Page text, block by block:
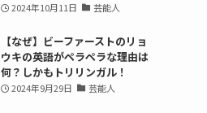
2024年10月11日 芸能人
【なぜ】ビーファーストのリョ
ウキの英語がペラペラな理由は
何？しかもトリリンガル！
2024年9月29日 芸能人